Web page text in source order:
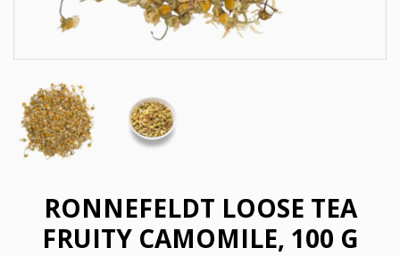
RONNEFELDT LOOSE TEA
FRUITY CAMOMILE, 100 G